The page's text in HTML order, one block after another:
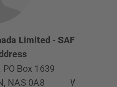
Limited -
Box 1639
NAS 0A8
SAF-Holland